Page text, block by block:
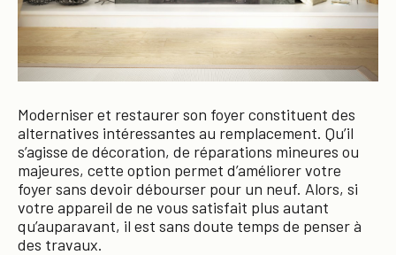
Moderniser et restaurer son foyer constituent des
alternatives intéressantes au remplacement. Qu’il
s’agisse de décoration, de réparations mineures ou
majeures, cette option permet d’améliorer votre
foyer sans devoir débourser pour un neuf. Alors, si
votre appareil de ne vous satisfait plus autant
qu’auparavant, il est sans doute temps de penser à
des travaux.